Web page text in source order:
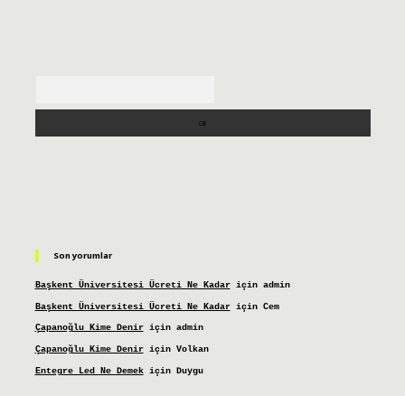
Son yorumlar
Başkent Üniversitesi Ücreti Ne Kadariçin admin
Başkent Üniversitesi Ücreti Ne Kadariçin Cem
Çapanoğlu Kime Deniriçin admin
Çapanoğlu Kime Deniriçin Volkan
Entegre Led Ne Demekiçin Duygu